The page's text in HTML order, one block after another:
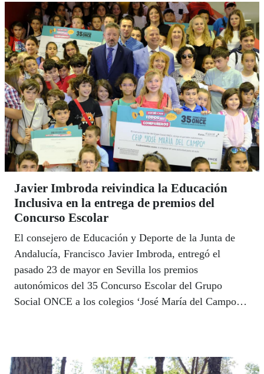
Javier Imbroda reivindica la Educación
Inclusiva en la entrega de premios del
Concurso Escolar
El consejero de Educación y Deporte de la Junta de
Andalucía, Francisco Javier Imbroda, entregó el
pasado 23 de mayor en Sevilla los premios
autonómicos del 35 Concurso Escolar del Grupo
Social ONCE a los colegios ‘José María del Campos’
primer acto público con la ONCE como consejero,